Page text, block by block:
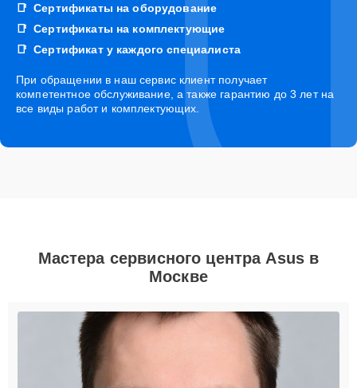
Сертификаты на оборудование
Сертификаты на комплектующие
Сертификат у каждого специалиста
При обращении в наш сервис клиент получает
компетентное обслуживание, а также гарантию до 3 лет на
все виды работ и комплектующих.
Мастера сервисного центра Asus в
Москве